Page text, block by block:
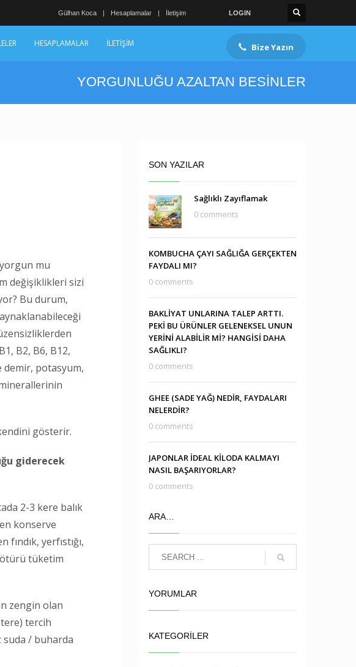
Gülhan Koca Hesaplamalar İletişim LOGIN
HESAPLAMALAR İLETİŞİM Bize Yazın
YORGUNLUĞU AZALTAN BESİNLER
mu
değişiklikleri sizi
Bu durum,
B2, B6, B12,
demir, potasyum,
gösterir.
giderecek
2-3 kere balık
konserve
yerfıstığı,
ötürü tüketim
zengin olan
tercih
suda / buharda
SON YAZILAR
Sağlıklı Zayıflamak
0 comments
KOMBUCHA ÇAYI SAĞLIĞA GERÇEKTEN
FAYDALI MI?
0 comments
BAKLİYAT UNLARINA TALEP ARTTI.
PEKİ BU ÜRÜNLER GELENEKSEL UNUN
YERİNİ ALABİLİR Mİ? HANGİSİ DAHA
SAĞLIKLI?
0 comments
GHEE (SADE YAĞ) NEDİR, FAYDALARI
NELERDİR?
0 comments
JAPONLAR İDEAL KİLODA KALMAYI
NASIL BAŞARIYORLAR?
0 comments
ARA…
YORUMLAR
KATEGORILER